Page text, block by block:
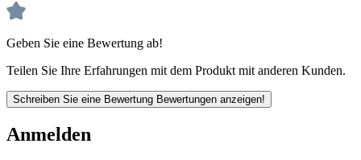
Geben Sie eine Bewertung ab!
Teilen Sie Ihre Erfahrungen mit dem Produkt mit anderen Kunden.
Schreiben Sie eine Bewertung Bewertungen anzeigen!
Anmelden